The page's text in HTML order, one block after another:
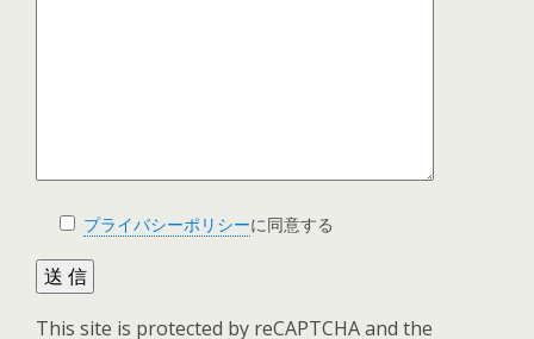
プライバシーポリシーに同意する
This site is protected by reCAPTCHA and the